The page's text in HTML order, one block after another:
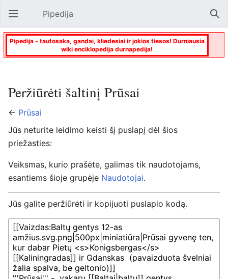
Atverti pagrindinį meniu Pipedija
Pipedija - tautosaka, gandai, kliedesiai ir jokios tiesos! Durniausia
wiki enciklopedija durnapedija!
Peržiūrėti šaltinį Prūsai
← Prūsai
Jūs neturite leidimo keisti šį puslapį dėl šios
priežasties:
Veiksmas, kurio prašėte, galimas tik naudotojams,
esantiems šioje grupėje Naudotojai.
Jūs galite peržiūrėti ir kopijuoti puslapio kodą.